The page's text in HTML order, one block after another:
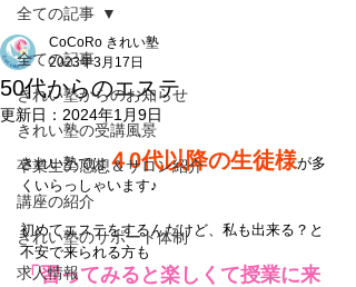
全ての記事
きれい塾からのお知らせ
きれい塾の受講風景
卒業生の感想＆サロン紹介
講座の紹介
きれい塾のサポート体制
求人情報
全ての記事
50代からのエステ
CoCoRo きれい塾
2023年3月17日
更新日： 2024年1月9日
きれい塾では４0代以降の生徒様が多
くいらっしゃいます♪
初めてエステをするんだけど、私も出来る？と
不安で来られる方も
「習ってみると楽しくて授業に来